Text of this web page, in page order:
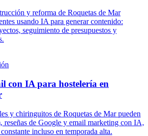
y reforma de Roquetas de Mar
usando IA para generar contenido:
seguimiento de presupuestos y
con IA para hostelería en
y chiringuitos de Roquetas de Mar pueden
reseñas de Google y email marketing con IA,
incluso en temporada alta.